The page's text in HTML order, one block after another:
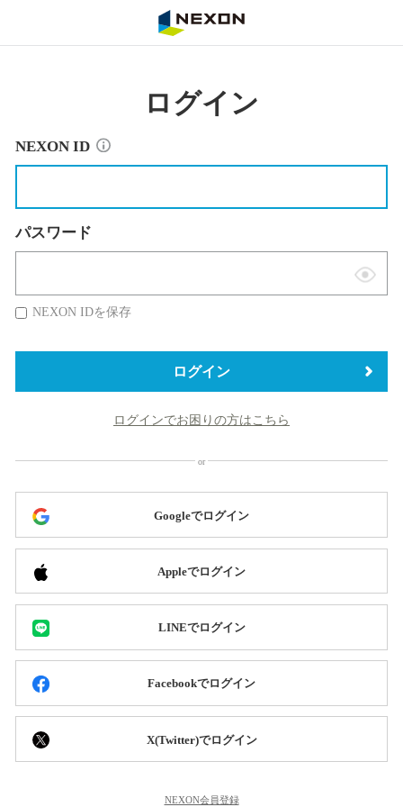
ログイン
NEXON ID
パスワード
表
替
NEXON IDを保存
ログイン
ログインでお困りの方はこちら
Googleでログイン
Appleでログイン
LINEでログイン
Facebookでログイン
X(Twitter)でログイン
NEXON会員登録